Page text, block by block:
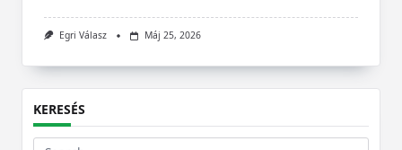
Egri Válasz Máj 25, 2026
KERESÉS